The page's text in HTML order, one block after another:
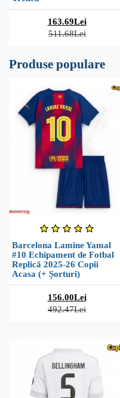
163.69Lei
511.68Lei
Produse populare
Barcelona Lamine Yamal
#10 Echipament de Fotbal
Replică 2025-26 Copii
Acasa (+ Șorturi)
156.00Lei
492.47Lei